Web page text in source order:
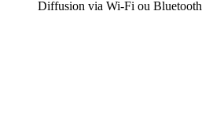
Diffusion via Wi-Fi ou Bluetooth